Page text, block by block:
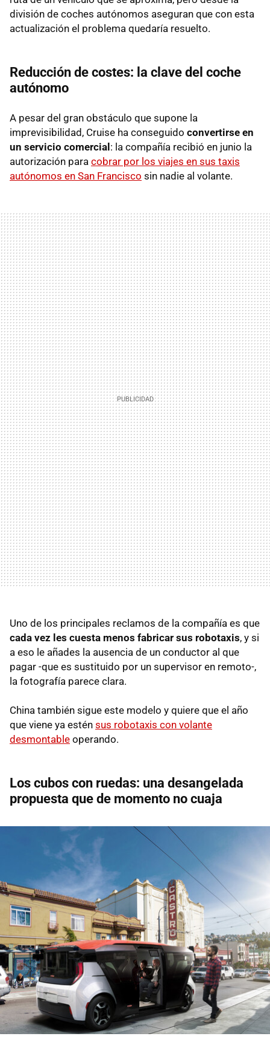
división de coches autónomos aseguran que con esta
actualización el problema quedaría resuelto.
Reducción de costes: la clave del coche
autónomo
A pesar del gran obstáculo que supone la
imprevisibilidad, Cruise ha conseguido convertirse en
un servicio comercial : la compañía recibió en junio la
autorización para cobrar por los viajes en sus taxis
autónomos en San Francisco sin nadie al volante.
Uno de los principales reclamos de la compañía es que
cada vez les cuesta menos fabricar sus robotaxis, y si
a eso le añades la ausencia de un conductor al que
pagar -que es sustituido por un supervisor en remoto-,
la fotografía parece clara.
China también sigue este modelo y quiere que el año
que viene ya estén sus robotaxis con volante
desmontable operando.
Los cubos con ruedas: una desangelada
propuesta que de momento no cuaja